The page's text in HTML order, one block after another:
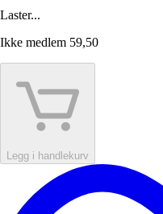
Laster...
Ikke medlem 59,50
Legg i handlekurv